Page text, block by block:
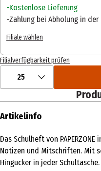
Kostenlose Lieferung
Zahlung bei Abholung in der
Filiale wählen
Filialverfügbarkeit prüfen
25
Artikelinfo
Das Schulheft von
Notizen und Mitschriften. Mit
Hingucker in jeder Schultasche.